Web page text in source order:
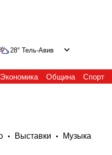
28° Тель-Авив
Экономика Община Спорт
Выставки Музыка